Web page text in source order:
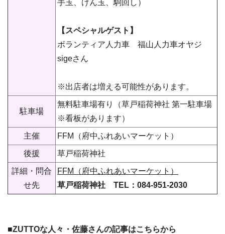
手玉、けん玉、駒回し）
【スペシャルゲスト】
ボランティア人力車 福山人力車オヤジ
sigeさん
※出店者は増える可能性があります。
駐車場
無料駐車場有り（草戸稲荷神社 第一駐車場
※看板があります）
主催 FFM（府中ふれあいマーケット）
後援 草戸稲荷神社
詳細・問合
せ先
FFM
（府中ふれあいマーケット）
草戸稲荷神社 TEL：084-951-2030
■ZUTTOな人々・佐藤さんの記事はこちらから